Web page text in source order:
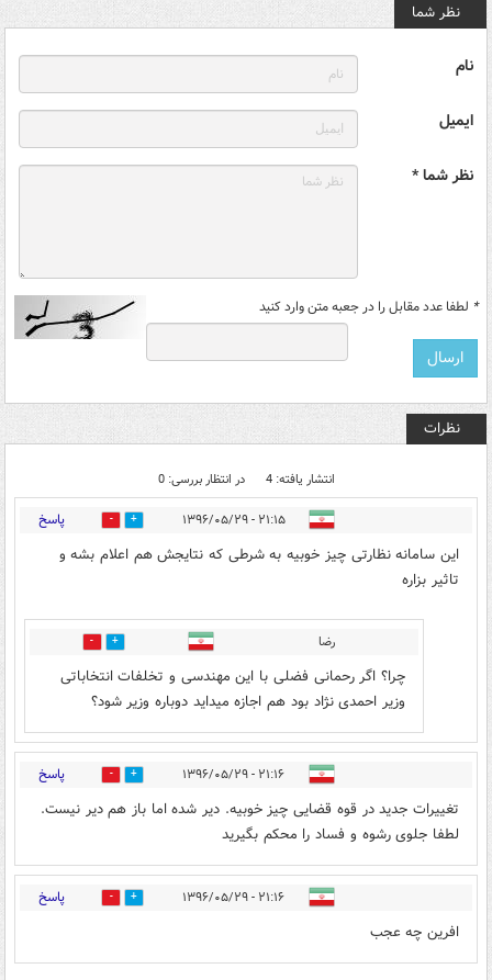
نظر شما
نام
ایمیل
نظر شما *
* لطفا عدد مقابل را در جعبه متن وارد کنید
نظرات
انتشار یافته: 4 در انتظار بررسی: 0
۲۱:۱۵ - ۱۳۹۶/۰۵/۲۹ 3 پاسخ
این سامانه نظارتی چیز خوبیه به شرطی که نتایجش هم اعلام بشه و
تاثیر بزاره
رضا 3
چرا؟ اگر رحمانی فضلی با این مهندسی و تخلفات انتخاباتی
وزیر احمدی نژاد بود هم اجازه میداید دوباره وزیر شود؟
۲۱:۱۶ - ۱۳۹۶/۰۵/۲۹ 4 پاسخ
تغییرات جدید در قوه قضایی چیز خوبیه. دیر شده اما باز هم دیر نیست.
لطفا جلوی رشوه و فساد را محکم بگیرید
۲۱:۱۶ - ۱۳۹۶/۰۵/۲۹ 4 پاسخ
افرین چه عجب